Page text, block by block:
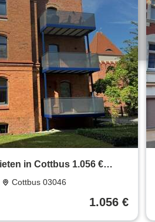
in Cottbus 1.056 €
Cottbus 03046
1.056 €